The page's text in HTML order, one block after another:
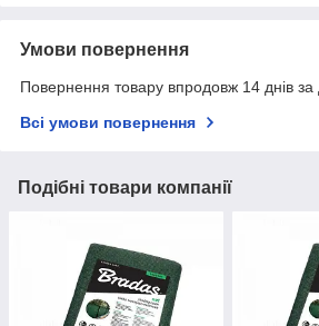
Умови повернення
Повернення товару впродовж 14 днів за
Всі умови повернення
Подібні товари компанії